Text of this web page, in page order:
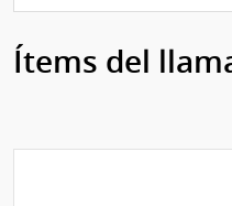
Ítems del